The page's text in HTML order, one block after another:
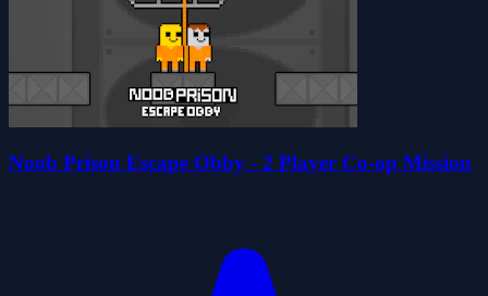
Noob Prison Escape Obby - 2 Player Co-op Mission